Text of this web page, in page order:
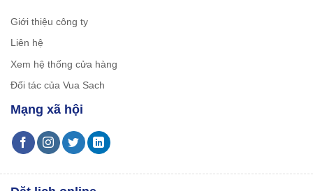
Giới thiệu công ty
Liên hệ
Xem hệ thống cửa hàng
Đối tác của Vua Sach
Mạng xã hội